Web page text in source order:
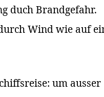
duch Brandgefahr.
Wind wie auf
um ausser